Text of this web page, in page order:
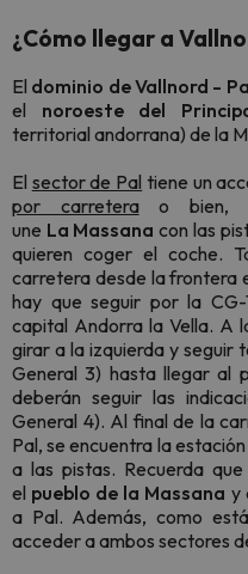
¿Cómo llegar a
El dominio de Vallnord -
el noroeste del
territorial andorrana) de la
El sector de Pal tiene un
por carreterao bien,
une La Massana con las
quieren coger el coche.
carretera desde la frontera
hay que seguir por la
capital Andorra la Vella. A
girar a la izquierda y seguir
General 3) hasta llegar al
deberán seguir las
General 4). Al final de la
Pal, se encuentra la
a las pistas. Recuerda
el pueblo de la Massana y
a Pal. Además, como
acceder a ambos sectores